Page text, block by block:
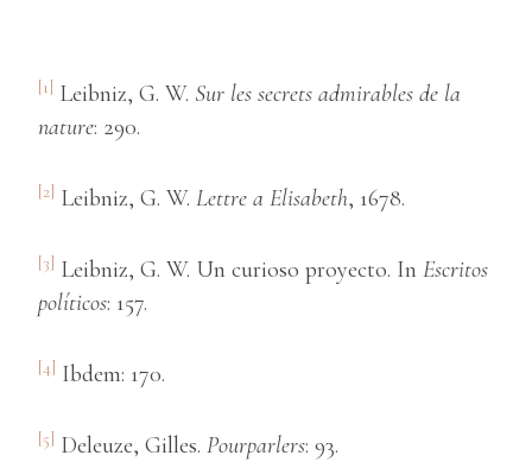
[1] Leibniz, G. W. Sur les secrets admirables de la
nature: 290.
[2] Leibniz, G. W. Lettre a Elisabeth, 1678.
[3] Leibniz, G. W. Un curioso proyecto. In Escritos
políticos: 157.
[4] Ibdem: 170.
[5] Deleuze, Gilles. Pourparlers: 93.